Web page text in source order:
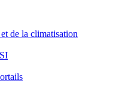
de la climatisation